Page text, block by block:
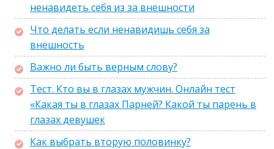
ненавидеть себя из за внешности
Что делать если ненавидишь себя за
внешность
Важно ли быть верным слову?
Тест. Кто вы в глазах мужчин. Онлайн тест
«Какая ты в глазах Парней? Какой ты парень в
глазах девушек
Как выбрать вторую половинку?